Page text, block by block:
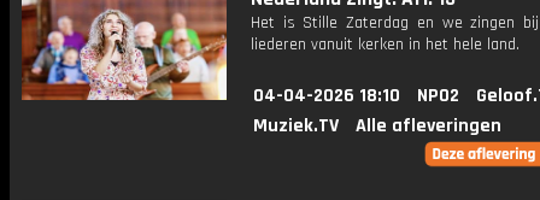
Het is Stille Zaterdag en we zingen
liederen vanuit kerken in het hele land.
04-04-2026 18:10 NPO2
Muziek.TV
Alle afleveringen